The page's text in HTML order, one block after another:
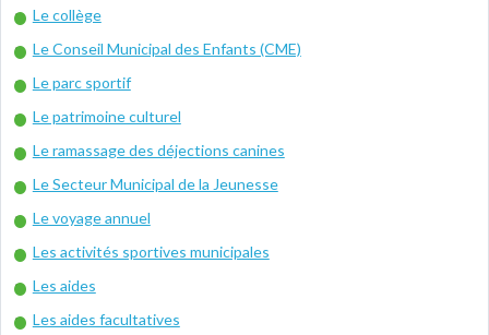
Le collège
Le Conseil Municipal des Enfants (CME)
Le parc sportif
Le patrimoine culturel
Le ramassage des déjections canines
Le Secteur Municipal de la Jeunesse
Le voyage annuel
Les activités sportives municipales
Les aides
Les aides facultatives